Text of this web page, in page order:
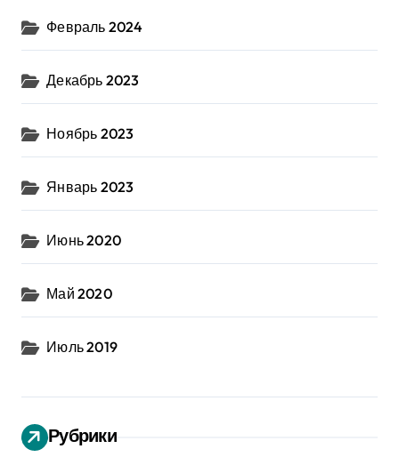
Февраль 2024
Декабрь 2023
Ноябрь 2023
Январь 2023
Июнь 2020
Май 2020
Июль 2019
Рубрики